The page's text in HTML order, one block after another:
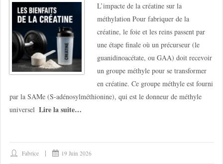
L’impacte de la créatine sur la
méthylation Pour fabriquer de la
créatine, le foie et les reins passent par
une étape finale où un précurseur (le
guanidinoacétate, ou GAA) doit recevoir
un groupe méthyle pour se transformer
en créatine. Ce groupe méthyle est fourni
par la SAMe (S-adénosylméthionine), qui est le donneur de méthyle
universel Lire la suite…
Fabrice 19 Juin 2026